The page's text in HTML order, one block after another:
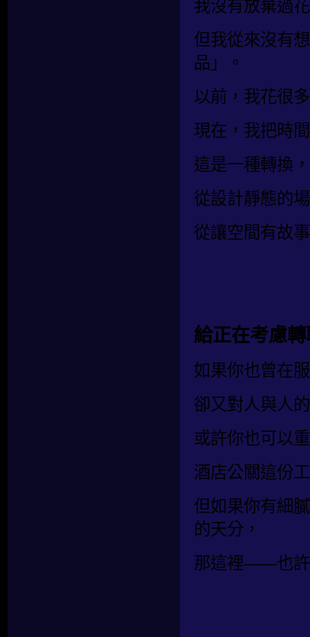
我沒有放棄過
但我從來沒有
品」。
以前，我花很
現在，我把時
這是一種轉換
從設計靜態的
從讓空間有故
給正在考慮
如果你也曾在
卻又對人與人
或許你也可以
酒店公關這份
但如果你有細
的天分，
那這裡——也許